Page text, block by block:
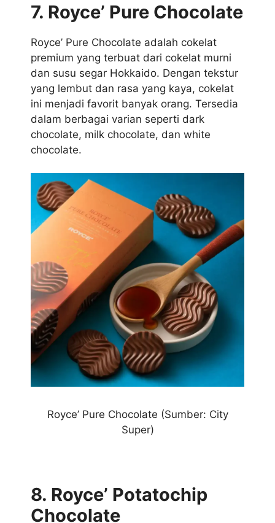
7. Royce’ Pure Chocolate
Royce’ Pure Chocolate adalah cokelat
premium yang terbuat dari cokelat murni
dan susu segar Hokkaido. Dengan tekstur
yang lembut dan rasa yang kaya, cokelat
ini menjadi favorit banyak orang. Tersedia
dalam berbagai varian seperti dark
chocolate, milk chocolate, dan white
chocolate.
Royce’ Pure Chocolate (Sumber: City
Super)
8. Royce’ Potatochip
Chocolate